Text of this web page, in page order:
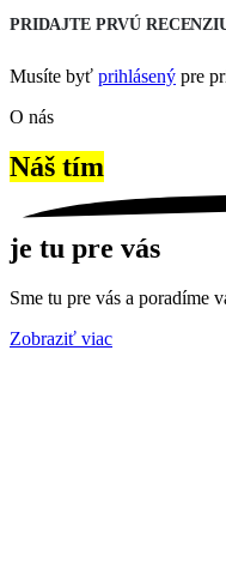
PRIDAJTE PRVÚ
Musíte byť prihlásený pre
O nás
Náš tím
je tu pre vás
Sme tu pre vás a poradíme
Zobraziť viac